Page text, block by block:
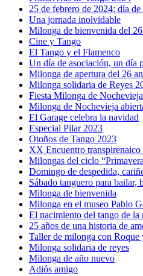
25 de febrero de 2024: día de
Una jornada inolvidable
Milonga de bienvenida del
Cine y Tango
El Tango y el Flamenco
Un día de asociación, un día
Milonga de apertura del 26
Milonga solidaria de Reyes
Fiesta Milonga de
Milonga de Nochevieja
El Garage celebra la navidad
Especial Pilar 2023
Otoños de Tango 2023
XX Encuentro transpirenaico
Milongas del ciclo
Domingo de despedida,
Sábado tanguero para
Milonga de bienvenida
Milonga en el museo Pablo
El nacimiento del tango de la
25 años de una historia de
Taller de milonga con Roque
Milonga solidaria de reyes
Milonga de año nuevo
Adiós amigo